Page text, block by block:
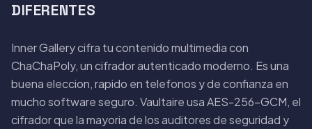
DIFERENTES
Inner Gallery cifra tu contenido multimedia con
ChaChaPoly, un cifrador autenticado moderno. Es una
buena eleccion, rapido en telefonos y de confianza en
mucho software seguro. Vaultaire usa AES-256-GCM, el
cifrador que la mayoria de los auditores de seguridad y